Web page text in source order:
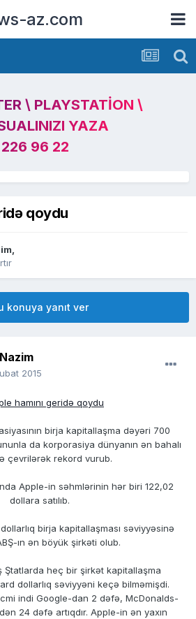
az.com
\ PLAYSTATION \
YAZA
96 22
qoydu
,
konuya yanıt ver
2015
birja kapitallaşma dəyəri 700
da korporasiya dünyanın ən bahalı
çevrilərək rekord vurub.
Apple-in səhmlərinin hər biri 122,02
dollara satılıb.
dollarlıq birja kapitallaşması səviyyəsinə
ın ən böyük şirkəti olub.
Ştatlarda heç bir şirkət kapitallaşma
dollarlıq səviyyəni keçə bilməmişdi.
indi Google-dan 2 dəfə, McDonalds-
24 dəfə artıqdır. Apple-in ən yaxın